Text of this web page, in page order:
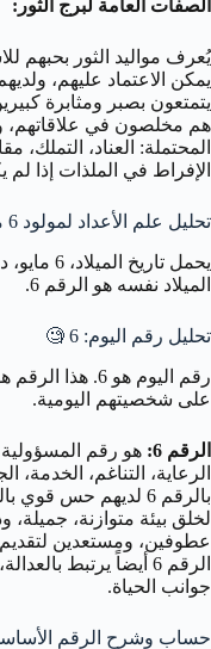
الصفات العامة لبرج الثور:
يُعرف مواليد الثور بحبهم
يمكن الاعتماد عليهم،
يتمتعون بصبر ومثابرة
هم مخلصون في علاقاتهم،
المحتملة: العناد، التملك،
الإفراط في الملذات إذا
تحليل علم الأعداد لمولود 6 مايو/أيار: تناغم ومسؤولية الرقم 6 ✨
يحمل
الميلاد نفسه هو الرقم 6.
تحليل رقم اليوم: 6
🧐
رقم اليوم هو
على شخصيتهم اليومية.
الرقم 6:
هو رقم
الرعاية، التناغم، الخدمة،
بالرقم 6 لديهم حس
لخلق بيئة متوازنة، جميلة،
عطوفين، ومستعدين
الرقم 6 أيضاً يرتبط
جوانب الحياة.
حساب وشرح الرقم الأساسي